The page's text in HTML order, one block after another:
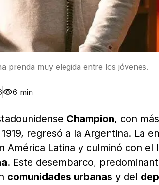
prenda muy elegida entre los jóvenes.
6 min
Champion, con
regresó a la Argentina. La
América Latina y culminó con el
. Este desembarco,
comunidades urbanas y del